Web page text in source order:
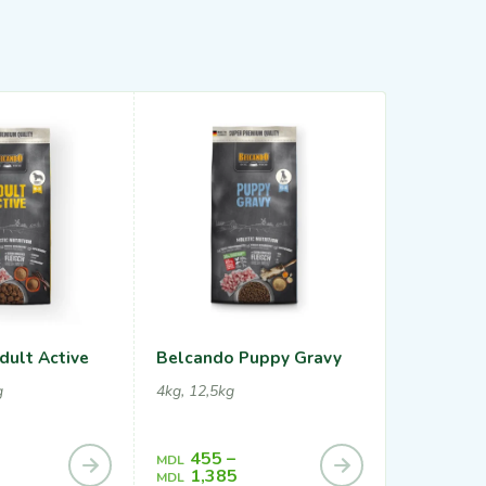
Active Belcando Puppy Gravy
4kg, 12,5kg
MDL 455 –
MDL 1,385